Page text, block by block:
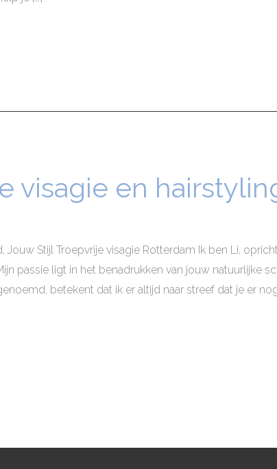
visagie en
Jouw Stijl Troepvrije visagie Rotterdam Ik ben Li,
passie ligt in het benadrukken van jouw natuurlijke
betekent dat ik er altijd naar streef dat je er